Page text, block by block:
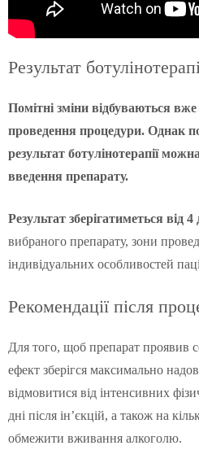
Результат
Помітні зміни відбуваються вже
проведення процедури. Однак
результат ботулінотерапії
введення препарату.
Результат зберігатиметься від 4
вибраного препарату, зони
індивідуальних особливостей
Рекомендації після
Для того, щоб препарат проявив
ефект зберігся максимально
відмовитися від інтенсивних
дні після ін’єкцій, а також на
обмежити вживання алкоголю.